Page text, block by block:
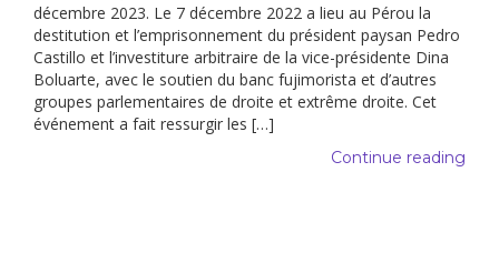
décembre 2023. Le 7 décembre 2022 a lieu au Pérou la
destitution et l’emprisonnement du président paysan Pedro
Castillo et l’investiture arbitraire de la vice-présidente Dina
Boluarte, avec le soutien du banc fujimorista et d’autres
groupes parlementaires de droite et extrême droite. Cet
événement a fait ressurgir les […]
Continue reading